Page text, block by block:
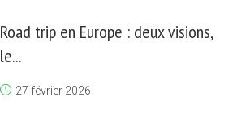
Road trip en Europe : deux visions,
le...
27 février 2026